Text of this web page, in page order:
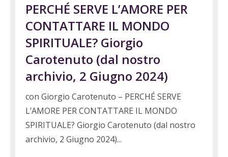
PERCHÉ SERVE L’AMORE PER
CONTATTARE IL MONDO
SPIRITUALE? Giorgio
Carotenuto (dal nostro
archivio, 2 Giugno 2024)
con Giorgio Carotenuto – PERCHÉ SERVE
L’AMORE PER CONTATTARE IL MONDO
SPIRITUALE? Giorgio Carotenuto (dal nostro
archivio, 2 Giugno 2024)